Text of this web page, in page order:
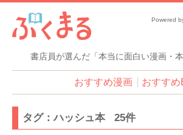
書店員が選んだ「本当に面白い漫画・
Powered
おすすめ漫画 おすすめ
タグ：ハッシュ本 25件